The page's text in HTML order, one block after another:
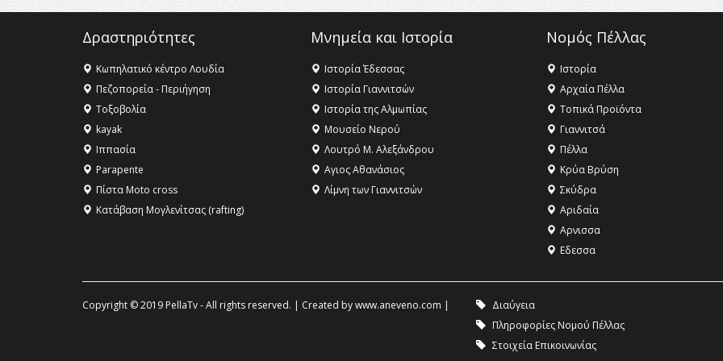
Δραστηριότητες
Κωπηλατικό κέντρο Λουδία
Πεζοπορεία - Περιήγηση
Τοξοβολία
kayak
Ιππασία
Parapente
Πίστα Moto cross
Κατάβαση Μογλενίτσας (rafting)
Μνημεία και Ιστορία
Ιστορία Έδεσσας
Ιστορία Γιαννιτσών
Ιστορία της Αλμωπίας
Μουσείο Νερού
Λουτρό Μ. Αλεξάνδρου
Αγιος Αθανάσιος
Λίμνη των Γιαννιτσών
Νομός Πέλλας
Ιστορία
Αρχαία Πέλλα
Τοπικά Προϊόντα
Γιαννιτσά
Πέλλα
Κρύα Βρύση
Σκύδρα
Αριδαία
Aρνισσα
Eδεσσα
Copyright © 2019 PellaTv - All rights reserved. | Created bywww.aneveno.com | Διαύγεια
Πληροφορίες Νομού Πέλλας
Στοιχεία Επικοινωνίας